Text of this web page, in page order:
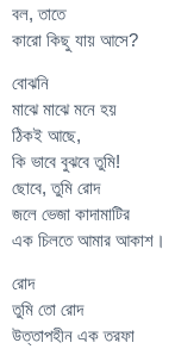
বল, তাতে
কারো কিছু যায় আসে?
বোঝনি
মাঝে মাঝে মনে হয়
ঠিকই আছে,
কি ভাবে বুঝবে তুমি!
ছোবে, তুমি রোদ
জলে ভেজা কাদামাটির
এক চিলতে আমার আকাশ।
রোদ
তুমি তো রোদ
উত্তাপহীন এক তরফা